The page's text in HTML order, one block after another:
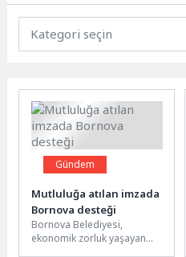
Gündem
Mutluluğa atılan imzada
Bornova desteği
Bornova Belediyesi,
ekonomik zorluk yaşayan